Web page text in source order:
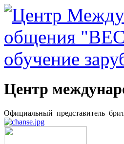
Центр
Официальный представитель